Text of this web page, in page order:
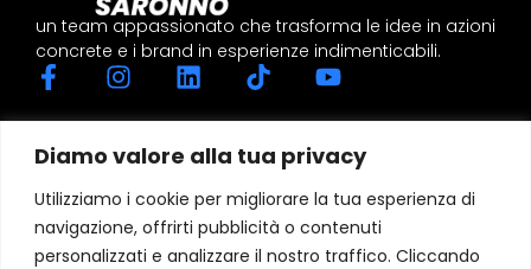
Diamo valore alla tua privacy
Utilizziamo i cookie per migliorare la tua esperienza di
navigazione, offrirti pubblicità o contenuti
personalizzati e analizzare il nostro traffico. Cliccando
un team appassionato che trasforma le idee in azioni
concrete e i brand in esperienze indimenticabili.
Contattaci
Via Bergamo 8, 21047 Saronno, Varese
info@meravigliasaronno.com